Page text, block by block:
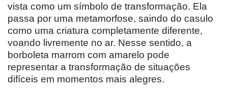
vista como um símbolo de transformação. Ela
passa por uma metamorfose, saindo do casulo
como uma criatura completamente diferente,
voando livremente no ar. Nesse sentido, a
borboleta marrom com amarelo pode
representar a transformação de situações
difíceis em momentos mais alegres.